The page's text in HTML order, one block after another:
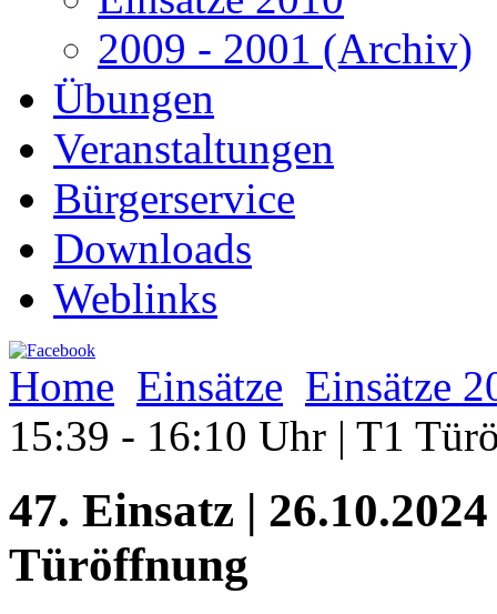
2009 - 2001 (Archiv)
Übungen
Veranstaltungen
Bürgerservice
Downloads
Weblinks
Home Einsätze Einsätze
15:39 - 16:10 Uhr | T1
47. Einsatz |
Türöffnung